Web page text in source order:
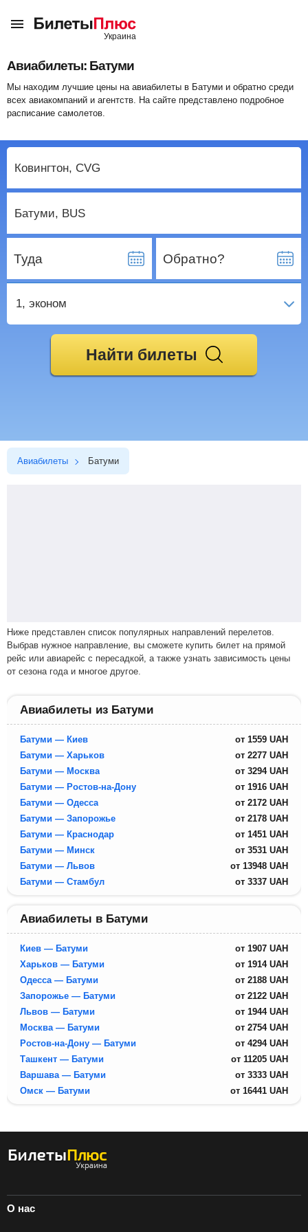
Авиабилеты: Батуми
Мы находим лучшие цены на авиабилеты в Батуми и обратно среди
всех авиакомпаний и агентств. На сайте представлено подробное
расписание самолетов.
Туда Обратно?
1, эконом
Найти билеты
Авиабилеты Батуми
Ниже представлен список популярных направлений перелетов.
Выбрав нужное направление, вы сможете купить билет на прямой
рейс или авиарейс с пересадкой, а также узнать зависимость цены
от сезона года и многое другое.
Авиабилеты из Батуми
Батуми — Киев от 1559 UAH
Батуми — Харьков
от 2277 UAH
Батуми — Москва
от 3294 UAH
Батуми — Ростов-на-Дону
от 1916 UAH
Батуми — Одесса
от 2172 UAH
Батуми — Запорожье
от 2178 UAH
Батуми — Краснодар
от 1451 UAH
Батуми — Минск
от 3531 UAH
Батуми — Львов
от 13948 UAH
Батуми — Стамбул
от 3337 UAH
Авиабилеты в Батуми
Киев — Батуми от 1907 UAH
Харьков — Батуми
от 1914 UAH
Одесса — Батуми
от 2188 UAH
Запорожье — Батуми
от 2122 UAH
Львов — Батуми
от 1944 UAH
Москва — Батуми
от 2754 UAH
Ростов-на-Дону — Батуми
от 4294 UAH
Ташкент — Батуми
от 11205 UAH
Варшава — Батуми
от 3333 UAH
Омск — Батуми
от 16441 UAH
О нас